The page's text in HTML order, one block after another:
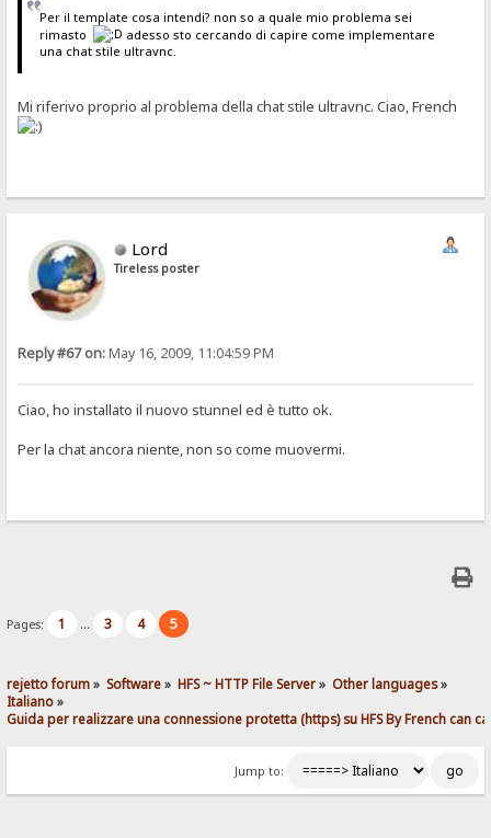
Per il template cosa intendi? non so a quale mio problema sei
rimasto
adesso sto cercando di capire come implementare
una chat stile ultravnc.
Mi riferivo proprio al problema della chat stile ultravnc. Ciao, French
Lord
Tireless poster
Reply #67 on:May 16, 2009, 11:04:59 PM
Ciao, ho installato il nuovo stunnel ed è tutto ok.
Per la chat ancora niente, non so come muovermi.
Pages: 1 ... 3 4 5
rejetto forum» Software» HFS ~ HTTP File Server» Other languages»
Italiano»
Guida per realizzare una connessione protetta (https) su HFS By French can
Jump to: